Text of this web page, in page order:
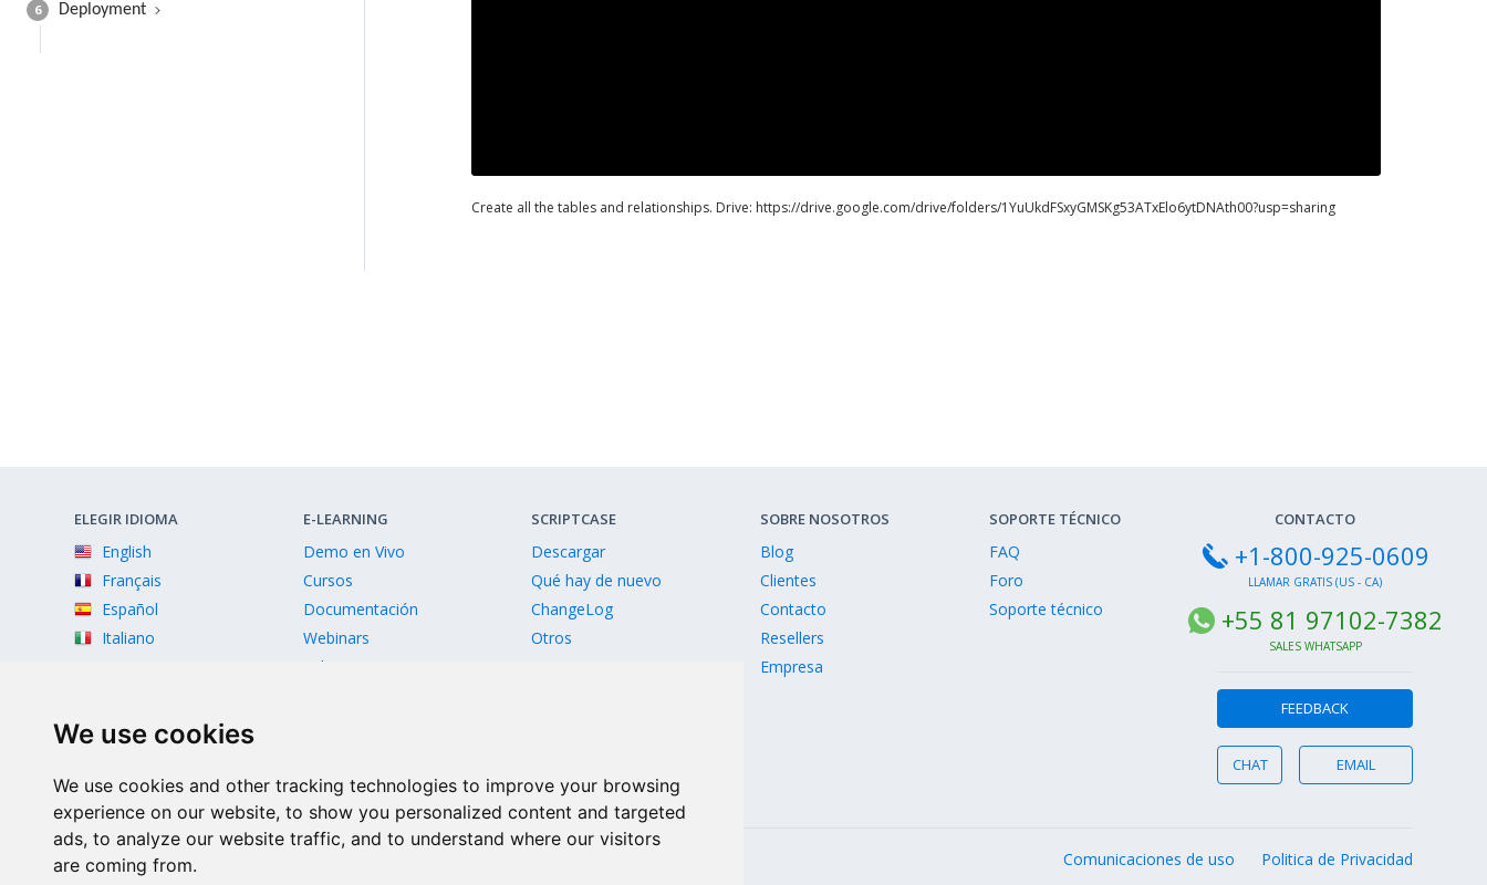
We use cookies
We use cookies and other tracking technologies to improve your browsing
experience on our website, to show you personalized content and targeted
ads, to analyze our website traffic, and to understand where our visitors
are coming from.
6 Deployment
Create all the tables and relationships. Drive: https://drive.google.com/drive/folders/1YuUkdFSxyGMSKg53ATxElo6ytDNAth00?usp=sharing
ELEGIR IDIOMA
English
Français
Español
Italiano
E-LEARNING
Demo en Vivo
Cursos
Documentación
Webinars
Videos
SCRIPTCASE
Descargar
Qué hay de nuevo
ChangeLog
Otros
SOBRE NOSOTROS
Blog
Clientes
Contacto
Resellers
Empresa
SOPORTE TÉCNICO
FAQ
Foro
Soporte técnico
CONTACTO
+1-800-925-0609
LLAMAR GRATIS (US - CA)
+55 81 97102-7382
SALES WHATSAPP
FEEDBACK
CHAT EMAIL
Facebook Comunicaciones de uso Politica de Privacidad